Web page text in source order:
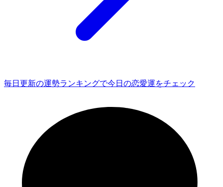
毎日更新の運勢ランキングで今日の恋愛運をチェック